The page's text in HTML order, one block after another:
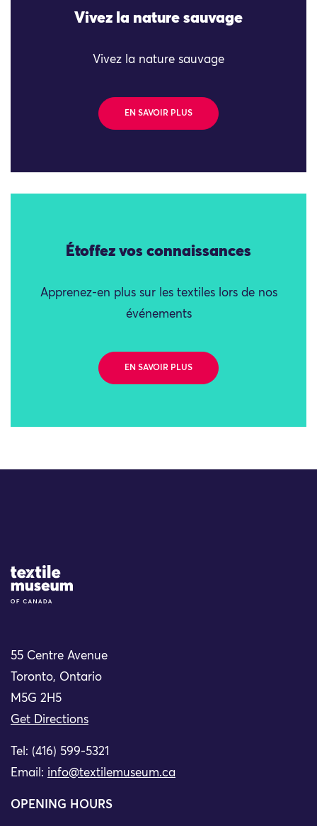
Vivez la nature sauvage
Vivez la nature sauvage
EN SAVOIR PLUS
Étoffez vos connaissances
Apprenez-en plus sur les textiles lors de nos
événements
EN SAVOIR PLUS
Site Logo
55 Centre Avenue
Toronto, Ontario
M5G 2H5
Get Directions
Tel: (416) 599-5321
Email: info@textilemuseum.ca
OPENING HOURS